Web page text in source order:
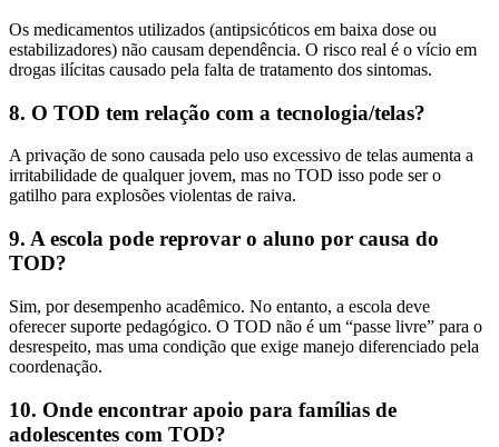
Os medicamentos utilizados (antipsicóticos em baixa dose ou
estabilizadores) não causam dependência. O risco real é o vício em
drogas ilícitas causado pela falta de tratamento dos sintomas.
8. O TOD tem relação com a tecnologia/telas?
A privação de sono causada pelo uso excessivo de telas aumenta a
irritabilidade de qualquer jovem, mas no TOD isso pode ser o
gatilho para explosões violentas de raiva.
9. A escola pode reprovar o aluno por causa do
TOD?
Sim, por desempenho acadêmico. No entanto, a escola deve
oferecer suporte pedagógico. O TOD não é um “passe livre” para o
desrespeito, mas uma condição que exige manejo diferenciado pela
coordenação.
10. Onde encontrar apoio para famílias de
adolescentes com TOD?